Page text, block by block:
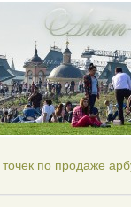
по продаже